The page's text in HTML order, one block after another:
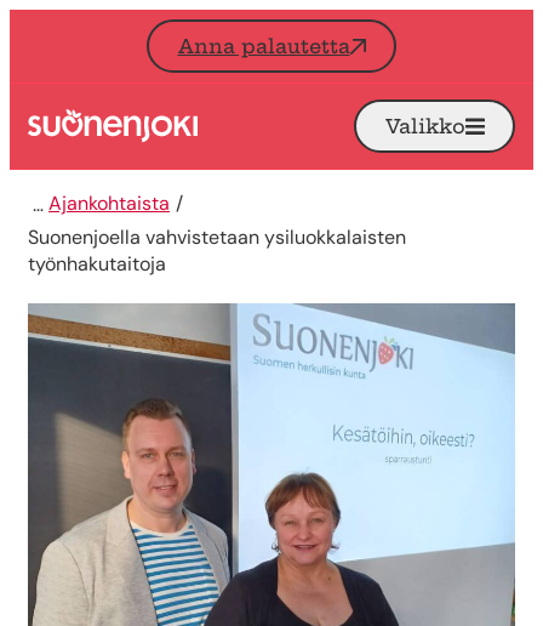
Siirry sisältöön
Anna palautetta
Etusivu Avaa
Valikko
Ajankohtaista
Suonenjoella vahvistetaan ysiluokkalaisten
työnhakutaitoja